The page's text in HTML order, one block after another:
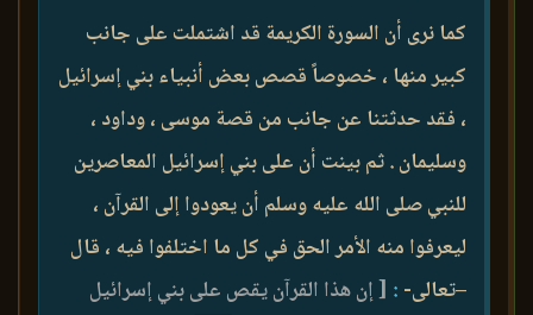
كما نرى أن السورة الكريمة قد اشتملت على جانب
كبير منها ، خصوصاً قصص بعض أنبياء بني إسرائيل
، فقد حدثتنا عن جانب من قصة موسى ، وداود ،
وسليمان . ثم بينت أن على بني إسرائيل المعاصرين
للنبي صلى الله عليه وسلم أن يعودوا إلى القرآن ،
ليعرفوا منه الأمر الحق في كل ما اختلفوا فيه ، قال
–تعالى- : [ إن هذا القرآن يقص على بني إسرائيل